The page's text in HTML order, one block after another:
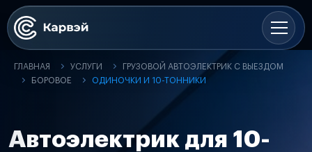
ГЛАВНАЯ УСЛУГИ
ГРУЗОВОЙ АВТОЭЛЕКТРИК С ВЫЕЗДОМ
БОРОВОЕ
ОДИНОЧКИ И 10-ТОННИКИ
Автоэлектрик для 10-